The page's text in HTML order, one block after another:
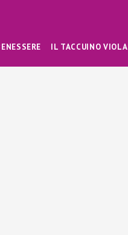
IL TACCUINO VIOLA